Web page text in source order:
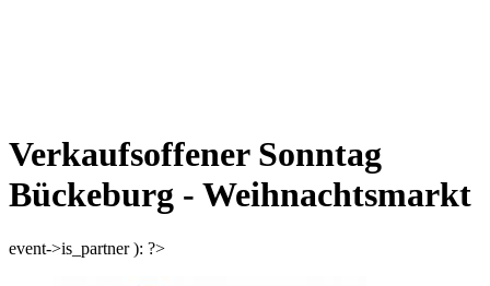
Verkaufsoffener Sonntag
Bückeburg - Weihnachtsmarkt
event->is_partner ): ?>